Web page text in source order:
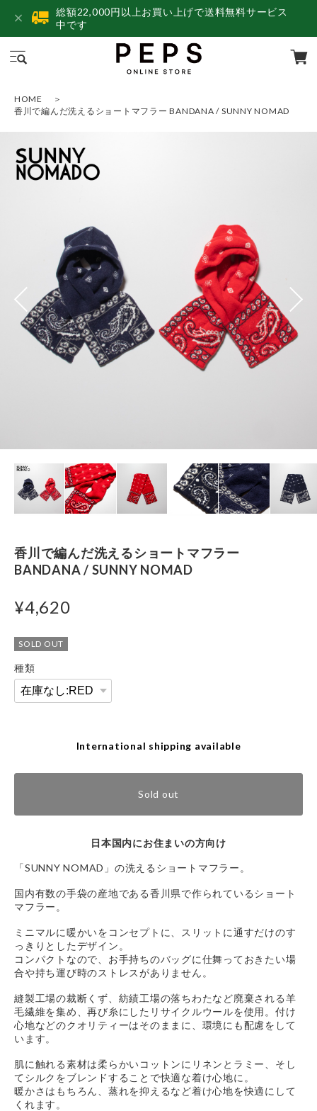
総額22,000円以上お買い上げで送料無料サービス
中です
HOME
香川で編んだ洗えるショートマフラー BANDANA / SUNNY NOMAD
香川で編んだ洗えるショートマフラー
BANDANA / SUNNY NOMAD
¥4,620
SOLD OUT
種類
International shipping available
Sold out
日本国内にお住まいの方向け
「SUNNY NOMAD」の洗えるショートマフラー。
国内有数の手袋の産地である香川県で作られているショート
マフラー。
ミニマルに暖かいをコンセプトに、スリットに通すだけのす
っきりとしたデザイン。
コンパクトなので、お手持ちのバッグに仕舞っておきたい場
合や持ち運び時のストレスがありません。
縫製工場の裁断くず、紡績工場の落ちわたなど廃棄される羊
毛繊維を集め、再び糸にしたリサイクルウールを使用。付け
心地などのクオリティーはそのままに、環境にも配慮をして
います。
肌に触れる素材は柔らかいコットンにリネンとラミー、そし
てシルクをブレンドすることで快適な着け心地に。
暖かさはもちろん、蒸れを抑えるなど着け心地を快適にして
くれます。